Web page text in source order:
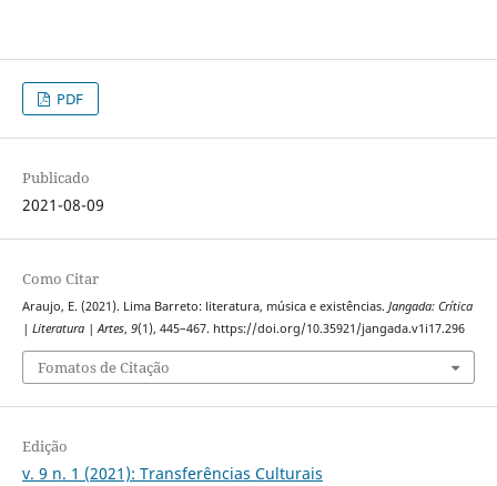
PDF
Publicado
2021-08-09
Como Citar
Araujo, E. (2021). Lima Barreto: literatura, música e existências. Jangada: Crítica
| Literatura | Artes, 9(1), 445–467. https://doi.org/10.35921/jangada.v1i17.296
Fomatos de Citação
Edição
v. 9 n. 1 (2021): Transferências Culturais